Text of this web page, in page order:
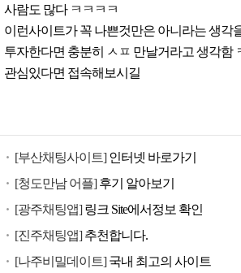
사람도 많다 ㅋㅋㅋㅋ
이런사이트가 꼭 나쁜것만은 아니라는 생각
투자한다면 충분히 ㅅㅍ 만날거라고 생각함
관심있다면 접속해보시길
[부산채팅사이트]인터넷 바로가기
[청도만남 어플]후기 알아보기
[광주채팅앱]링크 Site에서정보 확인
[진주채팅앱]추천합니다.
[나주비밀데이트]국내 최고의 사이트